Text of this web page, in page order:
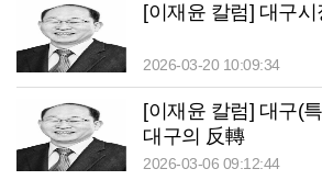
[이재윤 칼럼] 대구시
2026-03-20 10:09:34
[이재윤 칼럼] 대구(
대구의 反轉
2026-03-06 09:12:44